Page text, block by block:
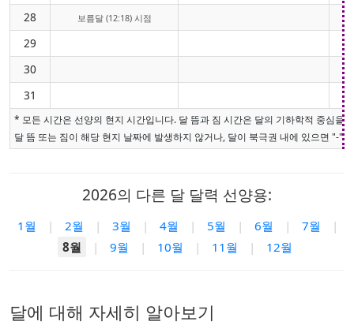
28
보름달 (12:18) 시점
29
30
31
* 모든 시간은 선양의 현지 시간입니다. 달 뜸과 짐 시간은 달의 기하학적 중심을
달 뜸 또는 짐이 해당 현지 날짜에 발생하지 않거나, 달이 북극권 내에 있으면 "-"
2026의 다른 달 달력 선양용:
1월 | 2월 | 3월 | 4월 | 5월 | 6월 | 7월
|
8월
| 9월 | 10월 | 11월 | 12월
달에 대해 자세히 알아보기